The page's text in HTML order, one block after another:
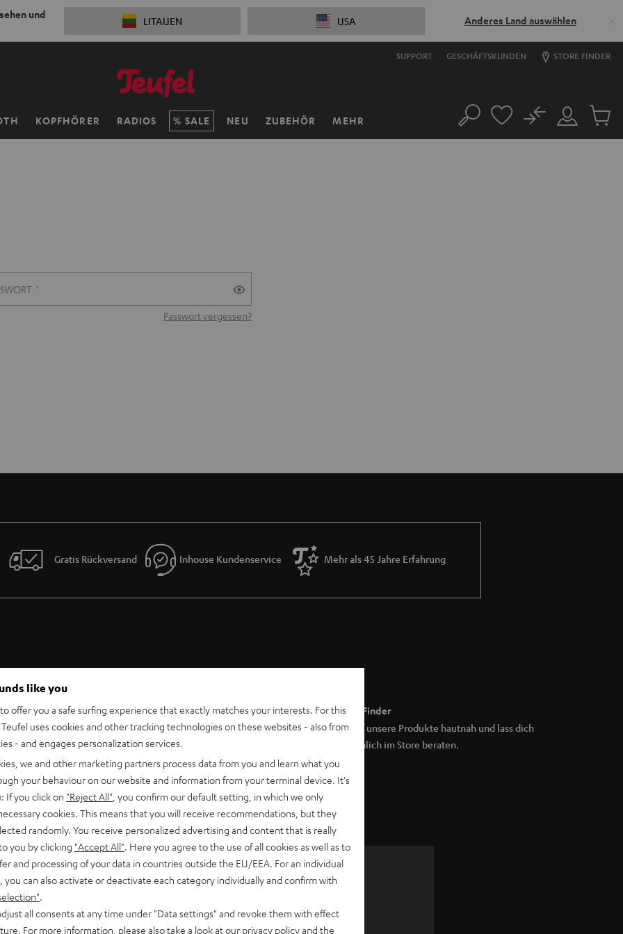
und
LITAUEN USA Anderes Land auswählen
SUPPORT GESCHÄFTSKUNDEN STORE FINDER
KOPFHÖRER RADIOS SALE NEU ZUBEHÖR MEHR Suche
Mein
Konto
No
Artikel
Passwort vergessen?
Gratis Rückversand Inhouse Kundenservice Mehr als 45 Jahre Erfahrung
Teufel Support
Support & Kontakt
Rückgabe / Rücktritt
Sendungsverfolgung
Store Finder
Erlebe unsere Produkte hautnah und lass dich
persönlich im Store beraten.
N
e
Wähle deinen Gutschein!
45 € als Dankeschön.
like you
offer you a safe surfing experience that exactly matches your interests. For this
uses cookies and other tracking technologies on these websites - also from
- and engages personalization services.
we and other marketing partners process data from you and learn what you
your behaviour on our website and information from your terminal device. It's
If you click on "Reject All" , you confirm our default setting, in which we only
cookies. This means that you will receive recommendations, but they
randomly. You receive personalized advertising and content that is really
you by clicking "Accept All" . Here you agree to the use of all cookies as well as to
and processing of your data in countries outside the EU/EEA. For an individual
you can also activate or deactivate each category individually and confirm with
all consents at any time under "Data settings" and revoke them with effect
For more information, please also take a look at our privacy policyand the